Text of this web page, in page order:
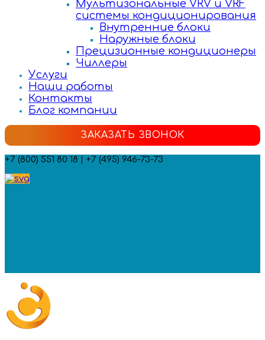
Мультизональные VRV и VRF
системы кондиционирования
Внутренние блоки
Наружные блоки
Прецизионные кондиционеры
Чиллеры
Услуги
Наши работы
Контакты
Блог компании
ЗАКАЗАТЬ ЗВОНОК
+7 (800) 551 80 18 | +7 (495) 946-73-73